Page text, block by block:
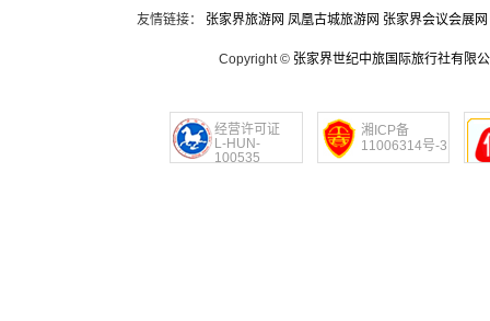
友情链接： 张家界旅游网 凤凰古城旅游网 张家界会议会展网
Copyright © 张家界世纪中旅国际旅行社有限
经营许可证
L-HUN-
100535
湘ICP备
11006314号-3